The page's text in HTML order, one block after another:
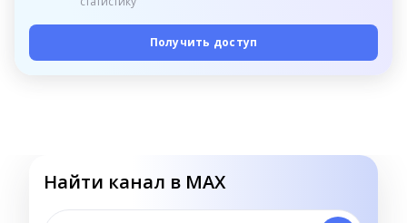
Получить доступ
Найти канал в MAX